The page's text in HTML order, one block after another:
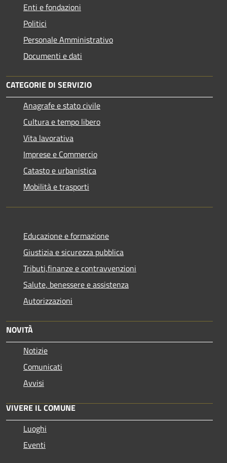
Enti e fondazioni
Politici
Personale Amministrativo
Documenti e dati
CATEGORIE DI SERVIZIO
Anagrafe e stato civile
Cultura e tempo libero
Vita lavorativa
Imprese e Commercio
Catasto e urbanistica
Mobilità e trasporti
Educazione e formazione
Giustizia e sicurezza pubblica
Tributi,finanze e contravvenzioni
Salute, benessere e assistenza
Autorizzazioni
NOVITÀ
Notizie
Comunicati
Avvisi
VIVERE IL COMUNE
Luoghi
Eventi